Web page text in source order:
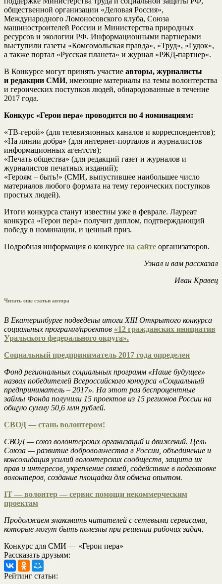
общественной организации «Деловая Россия»,
Международного Ломоносовского клуба, Союза
машиностроителей России и Министерства природных
ресурсов и экологии РФ. Информационными партнерами
выступили газеты «Комсомольская правда», «Труд», «Гудок»,
а также портал «Русская планета» и журнал «РЖД-партнер».
В Конкурсе могут принять участие авторы, журналисты
и редакции СМИ, имеющие материалы на темы волонтерства
и героических поступков людей, обнародованные в течение
2017 года.
Конкурс «Герои пера» проводится по 4 номинациям:
«ТВ-герой» (для телевизионных каналов и корреспондентов);
«На линии добра» (для интернет-порталов и журналистов
информационных агентств);
«Печать общества» (для редакций газет и журналов и
журналистов печатных изданий);
«Героям – быть!» (СМИ, выпустившее наибольшее число
материалов любого формата на тему героических поступков
простых людей).
Итоги конкурса станут известны уже в феврале. Лауреат
конкурса «Герои пера» получит диплом, подтверждающий
победу в номинации, и ценный приз.
Подробная информация о конкурсе на сайте организаторов.
Узнал и вам рассказал
Иван Кравец
Читать еще статьи автора
В Екатеринбурге подведены итоги XIII Открытого конкурса
социальных программ/проектов «12 гражданских инициатив
Уральского федерального округа».
Социальный предприниматель 2017 года определен
Фонд региональных социальных программ «Наше будущее»
назвал победителей Всероссийского конкурса «Социальный
предприниматель – 2017». На этот раз беспроцентные
займы Фонда получили 15 проектов из 15 регионов России на
общую сумму 50,6 млн рублей.
СВОД — стань волонтером!
СВОД — союз волонтерских организаций и движений. Цель
Союза — развитие добровольчества в России, объединение и
консолидация усилий волонтерских сообществ, защита их
прав и интересов, укрепление связей, содействие в подготовке
волонтеров, создание площадки для обмена опытом.
IT — волонтер — сервис помощи некоммерческим
проектам
Продолжаем знакомить читателей с сетевыми сервисами,
которые могут быть полезны при решении рабочих задач.
Конкурс для СМИ — «Герои пера»
Рассказать друзьям:
Рейтинг статьи: